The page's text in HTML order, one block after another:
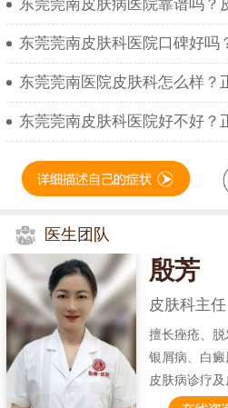
东莞莞南皮肤病医院靠谱吗？
东莞莞南皮肤科医院口碑好吗
东莞莞南医院皮肤科怎么样？
东莞莞南皮肤科医院好不好？
医生团队
殷芳
皮肤科主任
擅长痤疮、脱
银屑病、白
皮肤病诊疗及